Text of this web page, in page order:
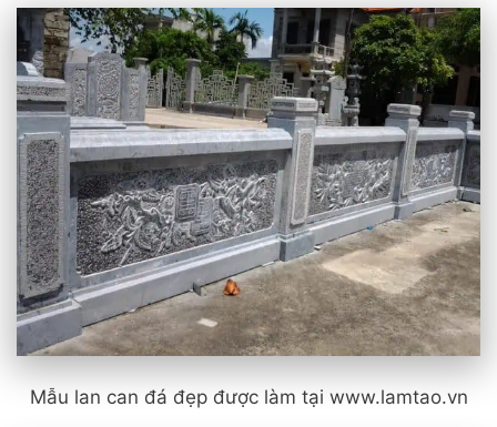
Mẫu lan can đá đẹp được làm tại www.lamtao.vn